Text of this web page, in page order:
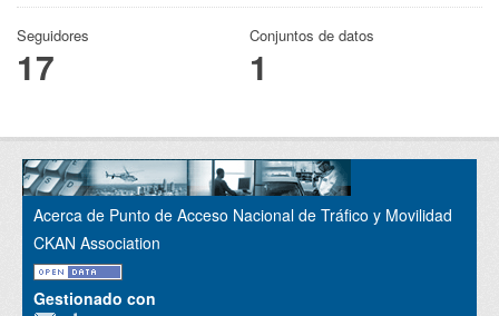
Seguidores
17
Conjuntos de datos
1
Acerca de Punto de Acceso Nacional de Tráfico y Movilidad
CKAN Association
Gestionado con